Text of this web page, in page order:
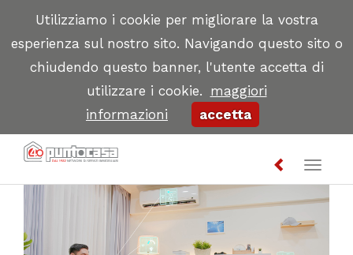
Utilizziamo i cookie per migliorare la vostra
esperienza sul nostro sito. Navigando questo sito o
chiudendo questo banner, l'utente accetta di
utilizzare i cookie. maggiori
informazioni
accetta
Toggle